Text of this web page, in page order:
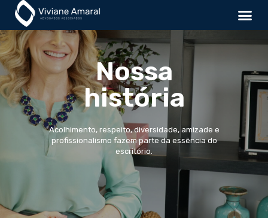
Nossa
história
Acolhimento, respeito, diversidade, amizade e
profissionalismo fazem parte da essência do
escritório.